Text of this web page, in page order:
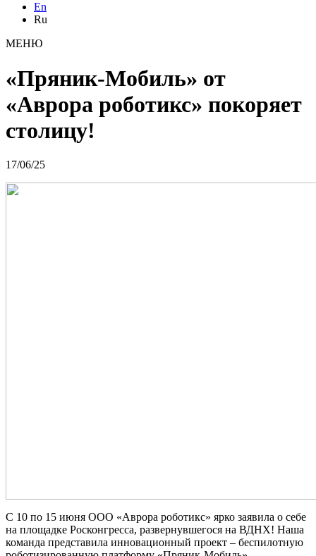
En
Ru
МЕНЮ
«Пряник-Мобиль» от
«Аврора роботикс» покоряет
столицу!
17/06/25
С 10 по 15 июня ООО «Аврора роботикс» ярко заявила о себе
на площадке Росконгресса, развернувшегося на ВДНХ! Наша
команда представила инновационный проект – беспилотную